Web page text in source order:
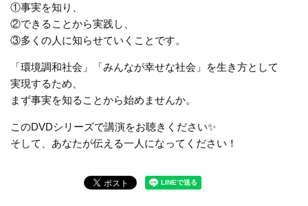
①事実を知り、
②できることから実践し、
③多くの人に知らせていくことです。
「環境調和社会」「みんなが幸せな社会」を生き方として
実現するため、
まず事実を知ることから始めませんか。
このDVDシリーズで講演をお聴きください✨
そして、あなたが伝える一人になってください！